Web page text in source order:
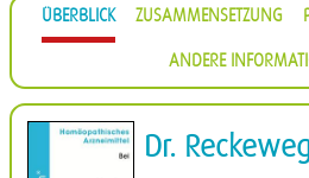
ÜBERBLICK ZUSAMMENSETZUNG
ANDERE
Dr.